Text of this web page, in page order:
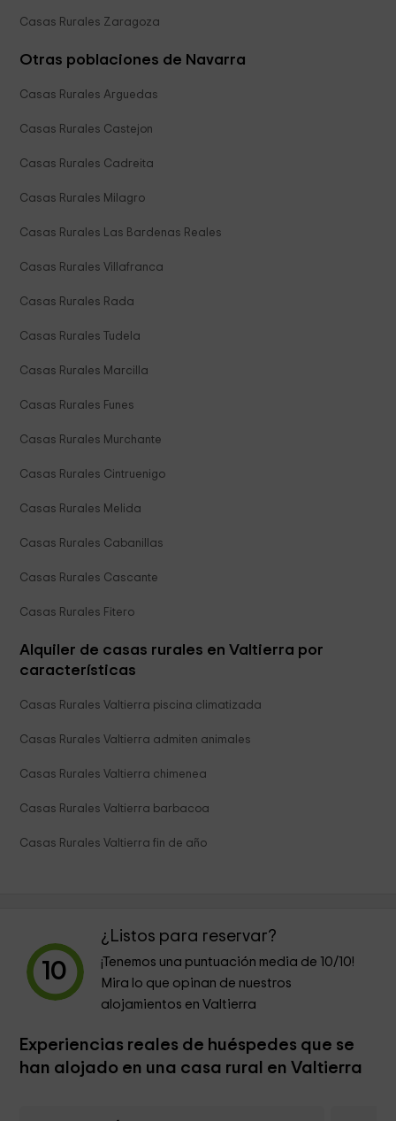
Casas Rurales Zaragoza
Otras poblaciones de Navarra
Casas Rurales Arguedas
Casas Rurales Castejon
Casas Rurales Cadreita
Casas Rurales Milagro
Casas Rurales Las Bardenas Reales
Casas Rurales Villafranca
Casas Rurales Rada
Casas Rurales Tudela
Casas Rurales Marcilla
Casas Rurales Funes
Casas Rurales Murchante
Casas Rurales Cintruenigo
Casas Rurales Melida
Casas Rurales Cabanillas
Casas Rurales Cascante
Casas Rurales Fitero
Alquiler de casas rurales en Valtierra por
características
Casas Rurales Valtierra piscina climatizada
Casas Rurales Valtierra admiten animales
Casas Rurales Valtierra chimenea
Casas Rurales Valtierra barbacoa
Casas Rurales Valtierra fin de año
10
¿Listos para reservar?
¡Tenemos una puntuación media de 10/10!
Mira lo que opinan de nuestros
alojamientos en Valtierra
Experiencias reales de huéspedes que se
han alojado en una casa rural en Valtierra